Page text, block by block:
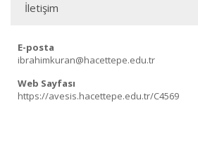
İletişim
E-posta
ibrahimkuran@hacettepe.edu.tr
Web Sayfası
https://avesis.hacettepe.edu.tr/C4569